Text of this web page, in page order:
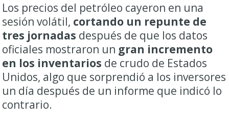
Los precios del petróleo cayeron en una
sesión volátil, cortando un repunte de
tres jornadas después de que los datos
oficiales mostraron un gran incremento
en los inventarios de crudo de Estados
Unidos, algo que sorprendió a los inversores
un día después de un informe que indicó lo
contrario.